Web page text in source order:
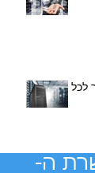
לכל
ה-